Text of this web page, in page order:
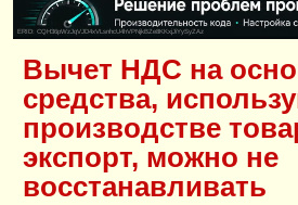
ERID: CQH36pWzJqVJD4xVLsnhcU4hVPNjkBZe8KKxjJiYySyZAz
Вычет НДС на
средства,
производстве
экспорт, можно не
восстанавливать